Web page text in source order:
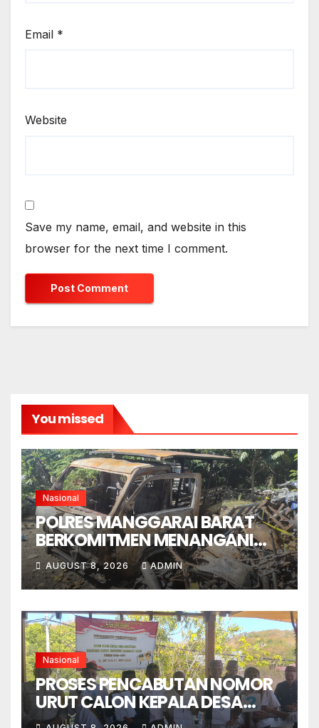
Email *
Website
Save my name, email, and website in this
browser for the next time I comment.
You missed
Nasional
POLRES MANGGARAI BARAT
BERKOMITMEN MENANGANI
SENGKETA LENGKONG
WARANG SECARA ADIL,
OBYEKTIF DAN INTEGRITAS
AUGUST 8, 2026 ADMIN
Nasional
PROSES PENCABUTAN NOMOR
URUT CALON KEPALA DESA
GORONTALO BERNUANSA